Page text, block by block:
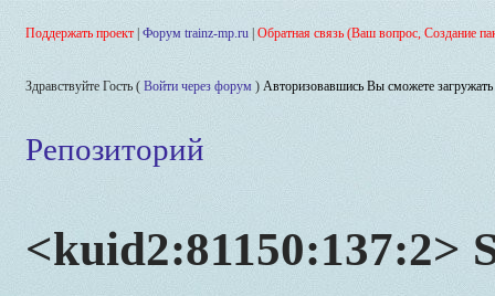
Поддержать проект Форум trainz-mp.ru Обратная связь (Ваш вопрос, Создание
Здравствуйте Гость ( Войти через форум ) Авторизовавшись Вы сможете
Репозиторий
<kuid2:81150:137:2>